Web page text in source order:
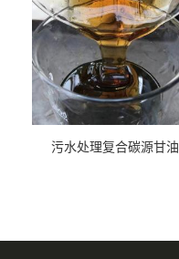
污水处理复合碳源甘油